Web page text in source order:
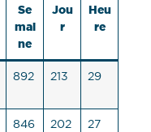
Se
mai
ne
Jou
r
Heu
re
892 213 29
846 202 27